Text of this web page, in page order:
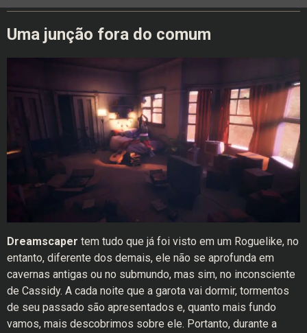
Uma junção fora do comum
Dreamscaper tem tudo que já foi visto em um Roguelike, no
entanto, diferente dos demais, ele não se aprofunda em
cavernas antigas ou no submundo, mas sim, no inconsciente
de Cassidy. A cada noite que a garota vai dormir, tormentos
de seu passado são apresentados e, quanto mais fundo
vamos, mais descobrimos sobre ele. Portanto, durante a